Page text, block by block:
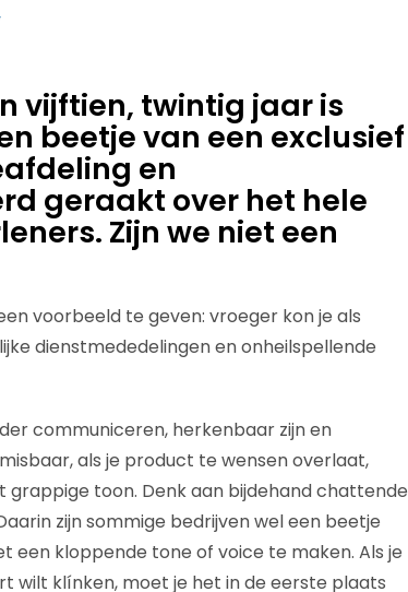
vijftien, twintig jaar is
beetje van een exclusief
en
geraakt over het hele
Zijn we niet een
voorbeeld te geven: vroeger kon je als
dienstmededelingen en onheilspellende
communiceren, herkenbaar zijn en
als je product te wensen overlaat,
toon. Denk aan bijdehand chattende
zijn sommige bedrijven wel een beetje
een kloppende tone of voice te maken. Als je
wilt klínken, moet je het in de eerste plaats